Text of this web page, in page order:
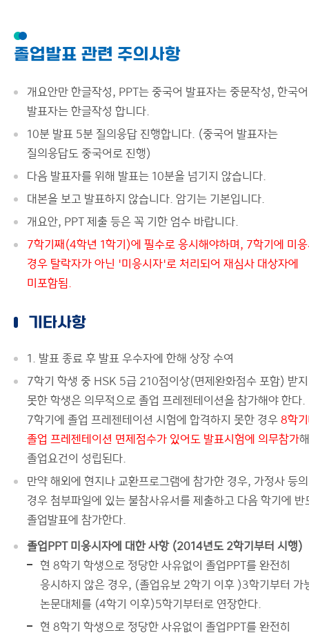
졸업발표 관련 주의사항
개요안만 한글작성, PPT는 중국어 발표자는 중문작성, 한국어
발표자는 한글작성 합니다.
10분 발표 5분 질의응답 진행합니다. (중국어 발표자는
질의응답도 중국어로 진행)
다음 발표자를 위해 발표는 10분을 넘기지 않습니다.
대본을 보고 발표하지 않습니다. 암기는 기본입니다.
개요안, PPT 제출 등은 꼭 기한 엄수 바랍니다.
7학기째(4학년 1학기)에 필수로 응시해야하며, 7학기에 미
경우 탈락자가 아닌 '미응시자'로 처리되어 재심사 대상자에
미포함됨.
기타사항
1. 발표 종료 후 발표 우수자에 한해 상장 수여
7학기 학생 중 HSK 5급 210점이상(면제완화점수 포함) 받지
못한 학생은 의무적으로 졸업 프레젠테이션을 참가해야 한다.
7학기에 졸업 프레젠테이션 시험에 합격하지 못한 경우8학
졸업 프레젠테이션 면제점수가 있어도 발표시험에 의무참가
졸업요건이 성립된다.
만약 해외에 현지나 교환프로그램에 참가한 경우, 가정사 등의
경우 첨부파일에 있는 불참사유서를 제출하고 다음 학기에 반
졸업발표에 참가한다.
졸업PPT 미응시자에 대한 사항 (2014년도 2학기부터 시행)
현 8학기 학생으로 정당한 사유없이 졸업PPT를 완전히
응시하지 않은 경우, (졸업유보 2학기 이후 )3학기부터 가
논문대체를 (4학기 이후)5학기부터로 연장한다.
현 8학기 학생으로 정당한 사유없이 졸업PPT를 완전히